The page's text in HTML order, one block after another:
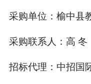
采购单位：榆中县
采购联系人：高 冬
招标代理：中招国